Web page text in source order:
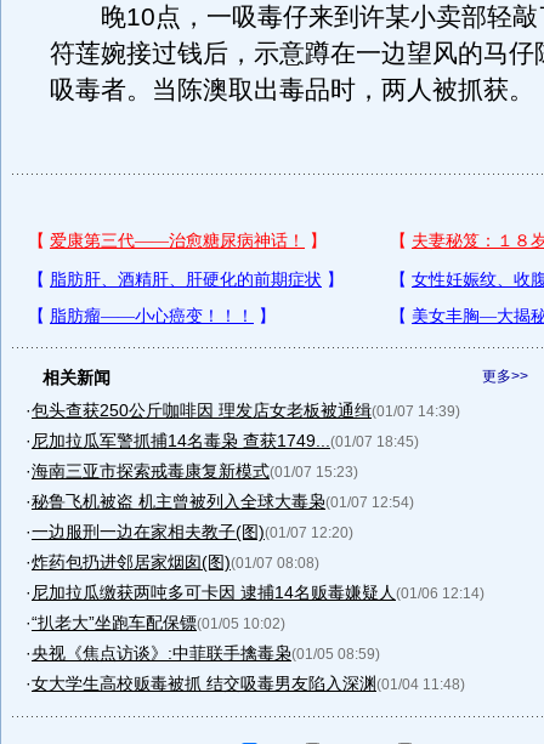
晚10点，一吸毒仔来到许某小卖部轻敲
符莲婉接过钱后，示意蹲在一边望风的马仔
吸毒者。当陈澳取出毒品时，两人被抓获。
更多>>
相关新闻
·包头查获250公斤咖啡因 理发店女老板被通缉(01/07 14:39)
· 尼加拉瓜军警抓捕14名毒枭 查获1749... (01/07 18:45)
·海南三亚市探索戒毒康复新模式(01/07 15:23)
·秘鲁飞机被盗 机主曾被列入全球大毒枭(01/07 12:54)
·一边服刑一边在家相夫教子(图)(01/07 12:20)
·炸药包扔进邻居家烟囱(图)(01/07 08:08)
· 尼加拉瓜缴获两吨多可卡因 逮捕14名贩毒嫌疑人 (01/06 12:14)
·“扒老大”坐跑车配保镖(01/05 10:02)
·央视《焦点访谈》:中菲联手擒毒枭(01/05 08:59)
·女大学生高校贩毒被抓 结交吸毒男友陷入深渊(01/04 11:48)